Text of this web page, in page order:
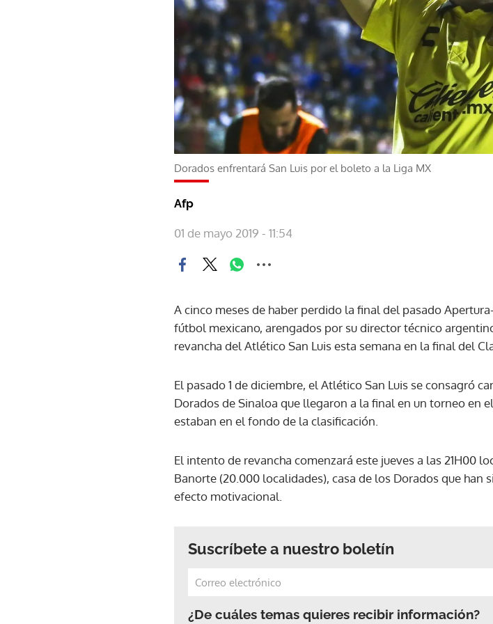
Dorados enfrentará San Luis por el boleto a la Liga MX
Afp
01 de mayo 2019 - 11:54
A cinco meses de haber perdido la final del pasado
fútbol mexicano, arengados por su director técnico
revancha del Atlético San Luis esta semana en la final del
El pasado 1 de diciembre, el Atlético San Luis se consagró
Dorados de Sinaloa que llegaron a la final en un torneo en
estaban en el fondo de la clasificación.
El intento de revancha comenzará este jueves a las 21H00
Banorte (20.000 localidades), casa de los Dorados que
efecto motivacional.
Suscríbete a nuestro boletín
¿De cuáles temas quieres recibir información?